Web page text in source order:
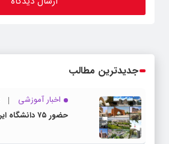
جدیدترین مطالب
اخبار آموزشی
حضور ۷۵ دانشگاه ایرانی در تایمز ۲۰۲۷